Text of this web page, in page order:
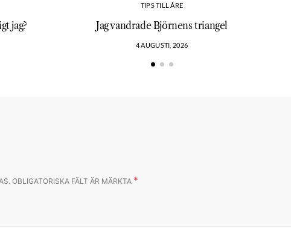
jag?
TIPS TILL ÅRE
Jag vandrade Björnens triangel
4 AUGUSTI, 2026
OBLIGATORISKA FÄLT ÄR MÄRKTA *